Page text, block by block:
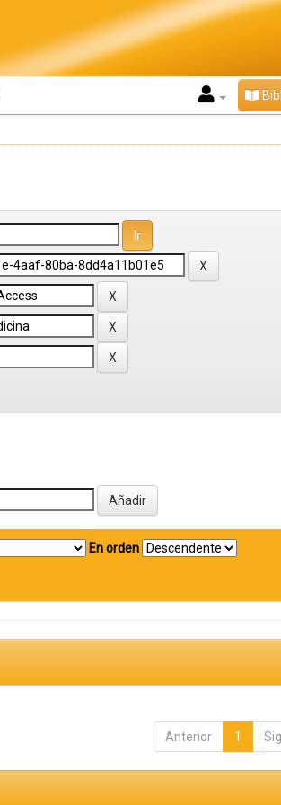
En orden
Anterior 1